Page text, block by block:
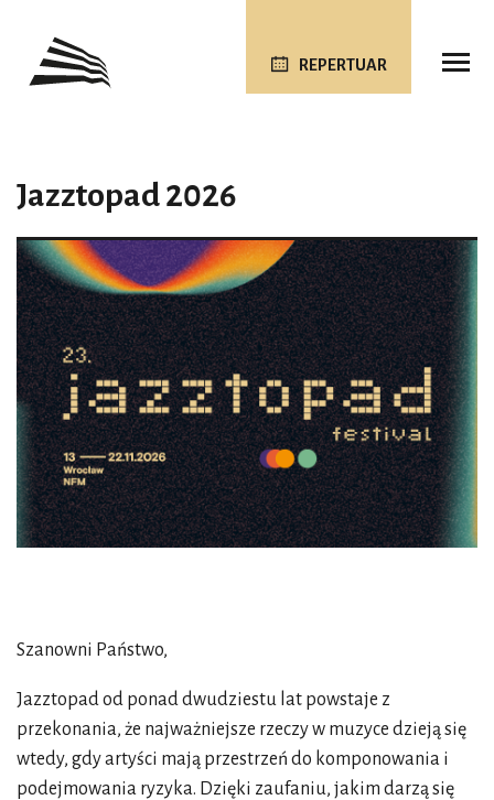
REPERTUAR
Jazztopad 2026
Szanowni Państwo,
Jazztopad od ponad dwudziestu lat powstaje z
przekonania, że najważniejsze rzeczy w muzyce dzieją się
wtedy, gdy artyści mają przestrzeń do komponowania i
podejmowania ryzyka. Dzięki zaufaniu, jakim darzą się